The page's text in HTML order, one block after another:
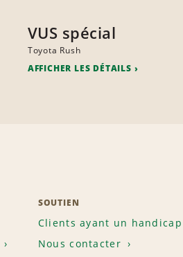
VUS spécial
Toyota Rush
AFFICHER LES DÉTAILS
SOUTIEN
Clients ayant un handicap
Nous contacter